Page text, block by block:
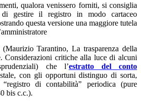
qualora venissero forniti, si consiglia
gestire il registro in modo cartaceo
questa versione una maggiore tutela
Tarantino, La trasparenza della
Considerazioni critiche alla luce di alcuni
che l’estratto del conto
con gli opportuni distinguo di sorta,
di contabilità” periodica (pure
bis c.c.).